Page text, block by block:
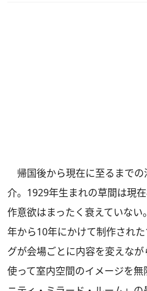
帰国後から現在に至るまでの
介。1929年生まれの草間は現
作意欲はまったく衰えていな
年から10年にかけて制作され
グが会場ごとに内容を変えな
使って室内空間のイメージを